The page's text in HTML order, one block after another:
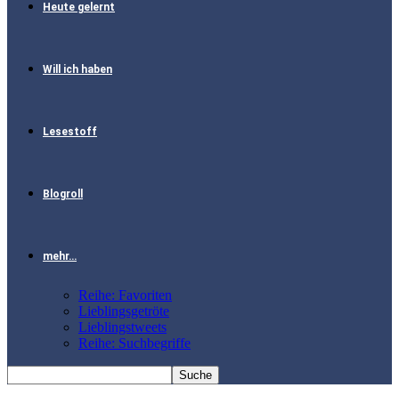
Heute gelernt
Will ich haben
Lesestoff
Blogroll
mehr…
Reihe: Favoriten
Lieblingsgetröte
Lieblingstweets
Reihe: Suchbegriffe